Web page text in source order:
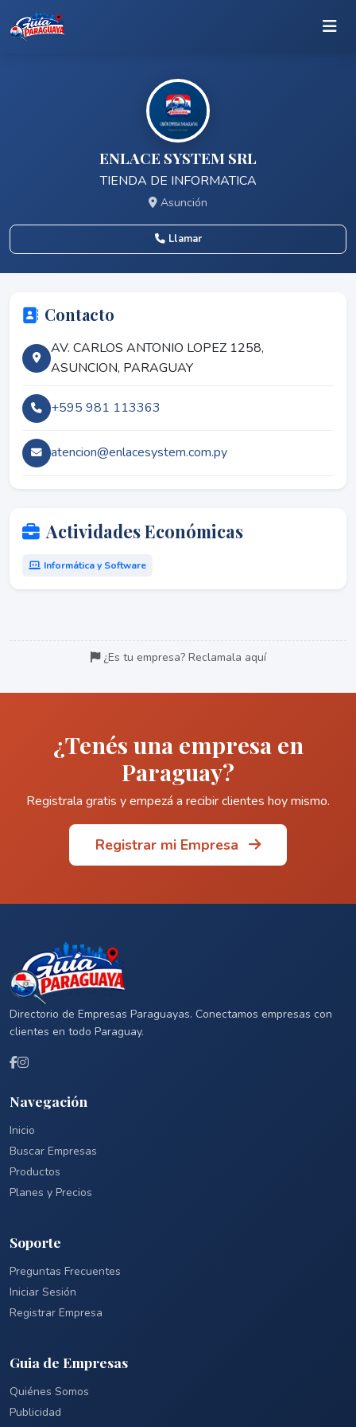
ENLACE SYSTEM SRL
TIENDA DE INFORMATICA
Asunción
Llamar
Contacto
AV. CARLOS ANTONIO LOPEZ 1258,
ASUNCION, PARAGUAY
+595 981 113363
atencion@enlacesystem.com.py
Actividades Económicas
Informática y Software
¿Es tu empresa? Reclamala aquí
¿Tenés una empresa en
Paraguay?
Registrala gratis y empezá a recibir clientes hoy mismo.
Registrar mi Empresa
Directorio de Empresas Paraguayas. Conectamos empresas con
clientes en todo Paraguay.
Navegación
Inicio
Buscar Empresas
Productos
Planes y Precios
Soporte
Preguntas Frecuentes
Iniciar Sesión
Registrar Empresa
Guia de Empresas
Quiénes Somos
Publicidad